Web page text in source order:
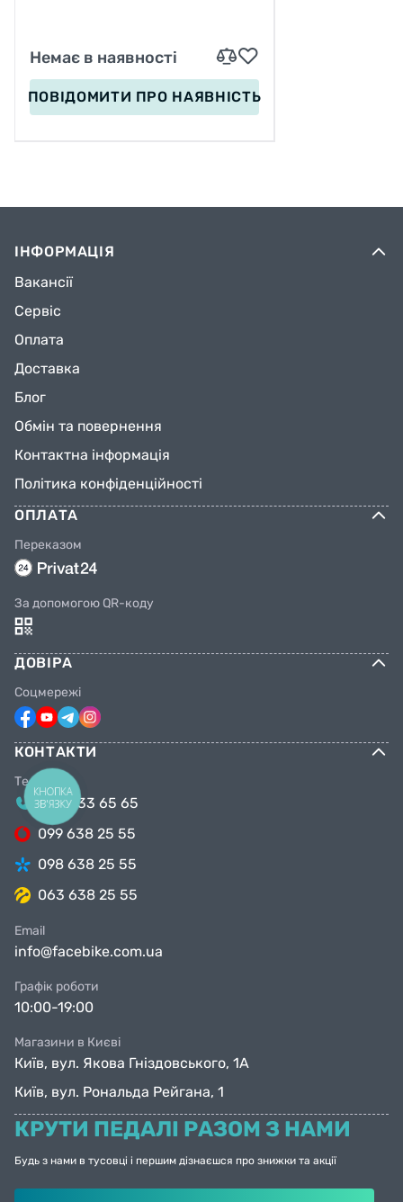
Немає в наявності
ПОВІДОМИТИ ПРО НАЯВНІСТЬ
ІНФОРМАЦІЯ
Вакансії
Сервіс
Оплата
Доставка
Блог
Обмін та повернення
Контактна інформація
Політика конфіденційності
ОПЛАТА
Переказом
За допомогою QR-коду
ДОВІРА
Соцмережі
КОНТАКТИ
Телефони
044 333 65 65
099 638 25 55
098 638 25 55
063 638 25 55
Email
info@facebike.com.ua
Графік роботи
10:00-19:00
Магазини в Києві
Київ, вул. Якова Гніздовського, 1А
Київ, вул. Рональда Рейгана, 1
КРУТИ ПЕДАЛІ РАЗОМ З НАМИ
Будь з нами в тусовці і першим дізнаєшся про знижки та акції
КНОПКА
ЗВ'ЯЗКУ